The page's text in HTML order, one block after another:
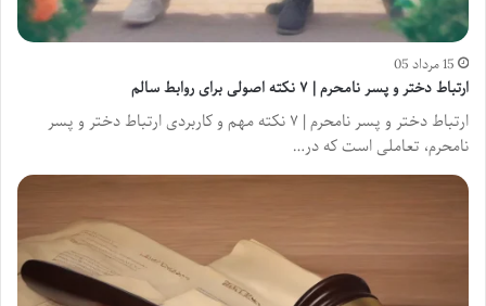
15 مرداد 05
ارتباط دختر و پسر نامحرم | ۷ نکته اصولی برای روابط سالم
ارتباط دختر و پسر نامحرم | ۷ نکته مهم و کاربردی ارتباط دختر و پسر
نامحرم، تعاملی است که در…